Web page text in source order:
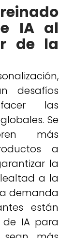
IA al
de la
desafíos
las
Se
más
a
la
a la
demanda
están
IA para